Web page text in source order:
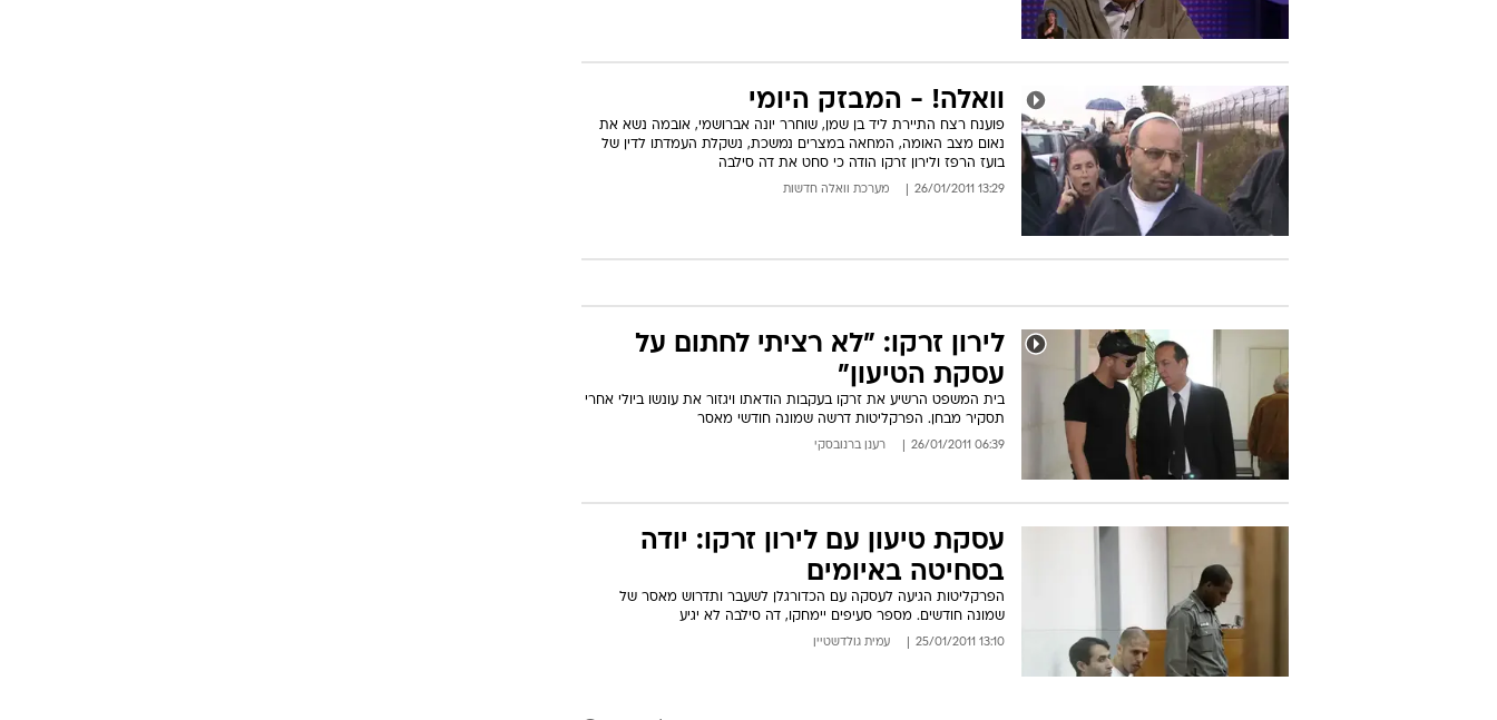
וואלה! - המבזק היומי
פוענח רצח התיירת ליד בן שמן, שוחרר יונה אברושמי, אובמה נשא את
נאום מצב האומה, המחאה במצרים נמשכת, נשקלת העמדתו לדין של
בועז הרפז ולירון זרקו הודה כי סחט את דה סילבה
13:29 26/01/2011 מערכת וואלה חדשות
לירון זרקו: "לא רציתי לחתום על
עסקת הטיעון"
בית המשפט הרשיע את זרקו בעקבות הודאתו ויגזור את עונשו ביולי אחרי
תסקיר מבחן. הפרקליטות דרשה שמונה חודשי מאסר
06:39 26/01/2011 רענן ברנובסקי
עסקת טיעון עם לירון זרקו: יודה
בסחיטה באיומים
הפרקליטות הגיעה לעסקה עם הכדורגלן לשעבר ותדרוש מאסר של
שמונה חודשים. מספר סעיפים יימחקו, דה סילבה לא יגיע
13:10 25/01/2011 עמית גולדשטיין